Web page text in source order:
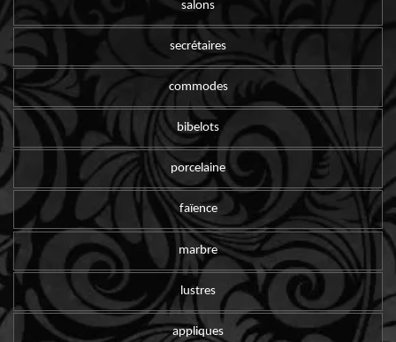
salons
secrétaires
commodes
bibelots
porcelaine
faïence
marbre
lustres
appliques